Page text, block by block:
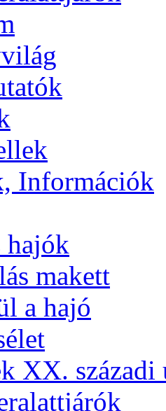
Információk
hajók
makett
a hajó
XX. századi